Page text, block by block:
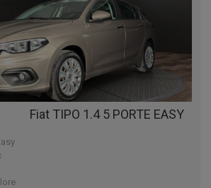
Fiat TIPO 1.4 5 PORTE EASY